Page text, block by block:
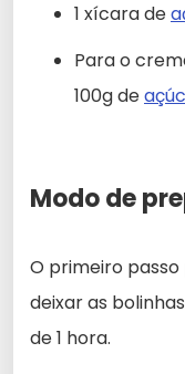
1 xícara de
Para o
100g de
Modo de
O primeiro
deixar as
de 1 hora.